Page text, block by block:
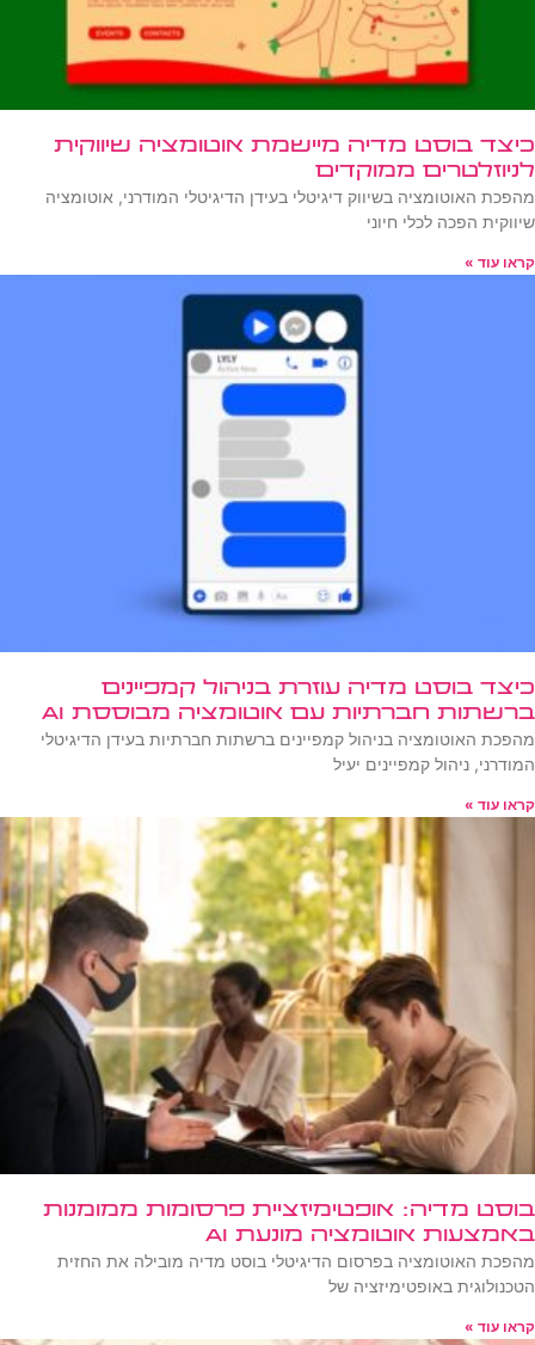
כיצד בוסט מדיה מיישמת אוטומציה שיווקית
לניוזלטרים ממוקדים
מהפכת האוטומציה בשיווק דיגיטלי בעידן הדיגיטלי המודרני, אוטומציה
שיווקית הפכה לכלי חיוני
קראו עוד »
כיצד בוסט מדיה עוזרת בניהול קמפיינים
ברשתות חברתיות עם אוטומציה מבוססת AI
מהפכת האוטומציה בניהול קמפיינים ברשתות חברתיות בעידן הדיגיטלי
המודרני, ניהול קמפיינים יעיל
קראו עוד »
בוסט מדיה: אופטימיזציית פרסומות ממומנות
באמצעות אוטומציה מונעת AI
מהפכת האוטומציה בפרסום הדיגיטלי בוסט מדיה מובילה את החזית
הטכנולוגית באופטימיזציה של
קראו עוד »